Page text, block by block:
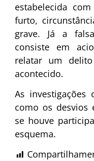
estabelecida
furto,
grave. Já a
consiste em
relatar um
acontecido.
As investigações
como os desvios
se houve
esquema.